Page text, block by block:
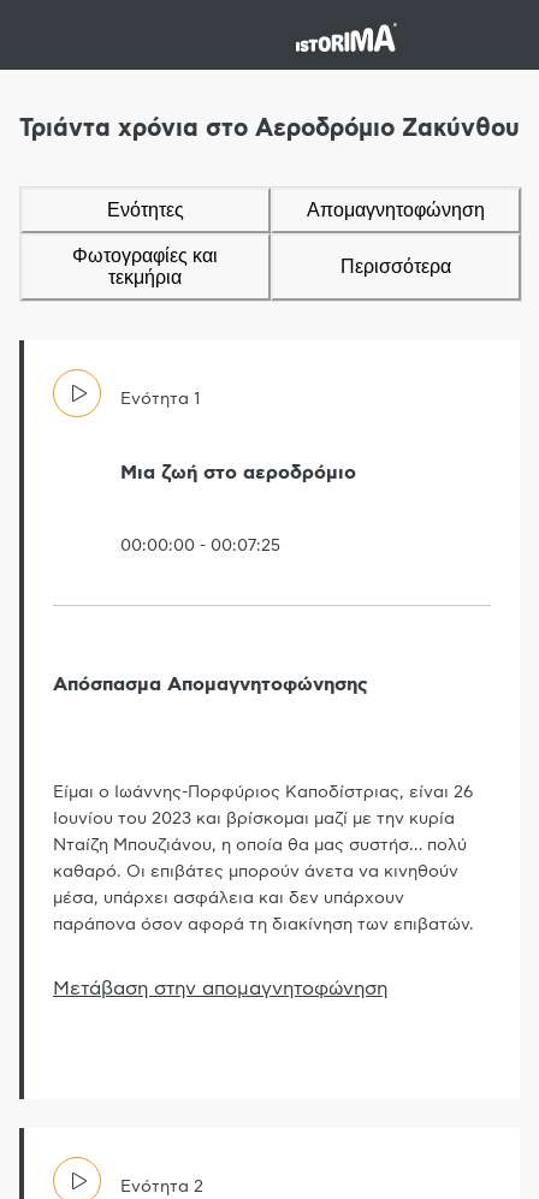
Τριάντα χρόνια στο Αεροδρόμιο Ζακύνθου
Ενότητες Απομαγνητοφώνηση
Φωτογραφίες και
τεκμήρια
Περισσότερα
Ενότητα 1
Μια ζωή στο αεροδρόμιο
00:00:00 - 00:07:25
Απόσπασμα Απομαγνητοφώνησης
Είμαι ο Ιωάννης-Πορφύριος Καποδίστριας, είναι 26
Ιουνίου του 2023 και βρίσκομαι μαζί με την κυρία
Νταίζη Μπουζιάνου, η οποία θα μας συστήσ… πολύ
καθαρό. Οι επιβάτες μπορούν άνετα να κινηθούν
μέσα, υπάρχει ασφάλεια και δεν υπάρχουν
παράπονα όσον αφορά τη διακίνηση των επιβατών.
Μετάβαση στην απομαγνητοφώνηση
Ενότητα 2